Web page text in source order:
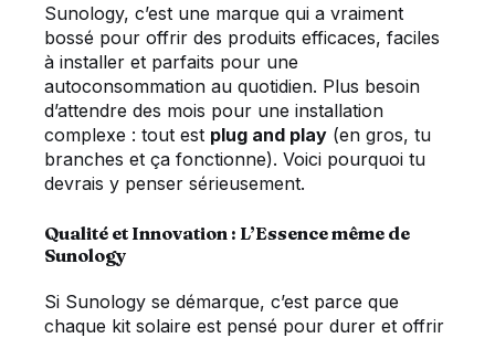
Sunology, c’est une marque qui a vraiment
bossé pour offrir des produits efficaces, faciles
à installer et parfaits pour une
autoconsommation au quotidien. Plus besoin
d’attendre des mois pour une installation
complexe : tout est plug and play (en gros, tu
branches et ça fonctionne). Voici pourquoi tu
devrais y penser sérieusement.
Qualité et Innovation : L’Essence même de
Sunology
Si Sunology se démarque, c’est parce que
chaque kit solaire est pensé pour durer et offrir